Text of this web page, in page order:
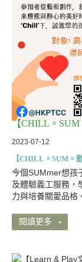
【CHILL。SUM
2023-07-12
【CHILL。SUM。
今個SUMmer想孩
及體驗義工服務，
力與培養關愛品格
閱讀更多